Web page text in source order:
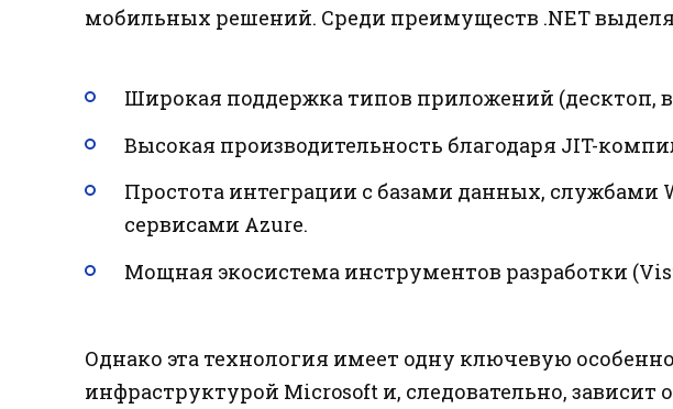
мобильных решений. Среди преимуществ .NET
Широкая поддержка типов приложений (десктоп,
Высокая производительность благодаря JIT-
Простота интеграции с базами данных,
сервисами Azure.
Мощная экосистема инструментов разработки
Однако эта технология имеет одну ключевую
инфраструктурой Microsoft и, следовательно, зависит